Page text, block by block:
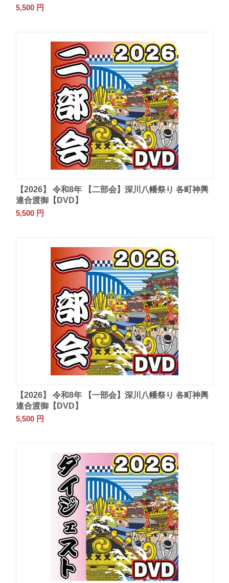
5,500 円
【2026】 令和8年 【二部会】深川八幡祭り 各町神輿
連合渡御【DVD】
5,500 円
【2026】 令和8年 【一部会】深川八幡祭り 各町神輿
連合渡御【DVD】
5,500 円